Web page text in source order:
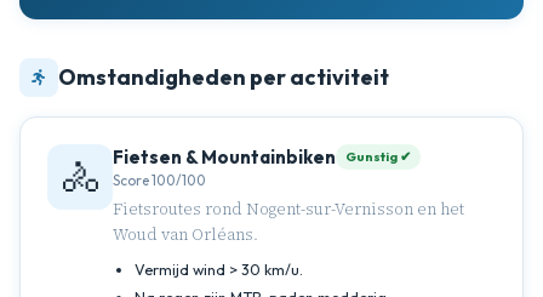
Omstandigheden per activiteit
🚴 Fietsen & Mountainbiken Gunstig ✔
Score 100/100
Fietsroutes rond Nogent-sur-Vernisson en het
Woud van Orléans.
Vermijd wind > 30 km/u.